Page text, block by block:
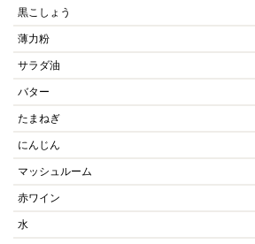
黒こしょう
薄力粉
サラダ油
バター
たまねぎ
にんじん
マッシュルーム
赤ワイン
水